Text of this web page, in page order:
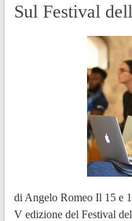
Sul Festival
di Angelo Romeo Il 15 e
V edizione del Festival